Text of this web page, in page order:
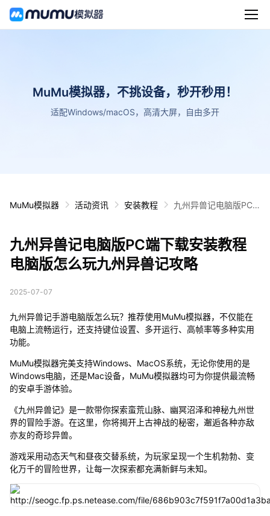
MuMu模拟器，不挑设备，秒开秒用！
适配Windows/macOS，高清大屏，自由多开
MuMu模拟器 活动资讯 安装教程
九州异兽记电脑版PC
九州异兽记电脑版PC端下载安装教程
电脑版怎么玩九州异兽记攻略
2025-07-07
九州异兽记手游电脑版怎么玩？推荐使用MuMu模拟器，不仅能在
电脑上流畅运行，还支持键位设置、多开运行、高帧率等多种实用
功能。
MuMu模拟器完美支持Windows、MacOS系统，无论你使用的是
Windows电脑，还是Mac设备，MuMu模拟器均可为你提供最流畅
的安卓手游体验。
《九州异兽记》是一款带你探索蛮荒山脉、幽冥沼泽和神秘九州世
界的冒险手游。在这里，你将揭开上古神战的秘密，邂逅各种亦敌
亦友的奇珍异兽。
游戏采用动态天气和昼夜交替系统，为玩家呈现一个生机勃勃、变
化万千的冒险世界，让每一次探索都充满新鲜与未知。